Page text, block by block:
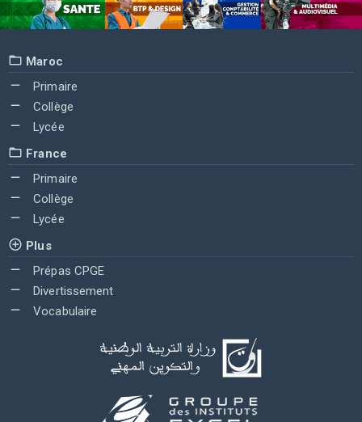
Maroc
Primaire
Collège
Lycée
France
Primaire
Collège
Lycée
Plus
Prépas CPGE
Divertissement
Vocabulaire